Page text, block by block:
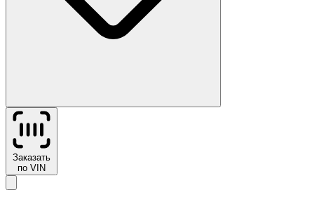
Заказать
по VIN